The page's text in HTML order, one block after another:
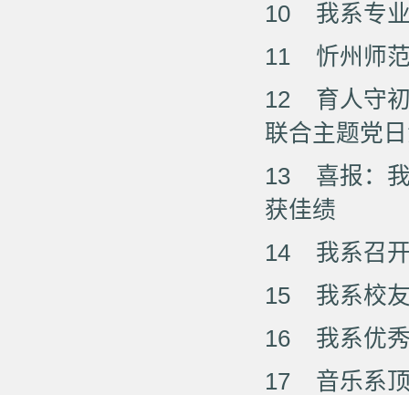
10 我系专
11 忻州师
12 育人守
联合主题党
13 喜报：
获佳绩
14 我系召
15 我系校
16 我系优
17 音乐系